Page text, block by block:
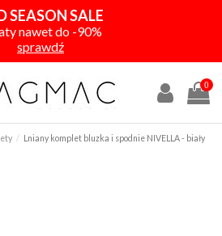
SEASON SALE
nawet do -90%
sprawdź
0
Lniany komplet bluzka i spodnie NIVELLA - biały